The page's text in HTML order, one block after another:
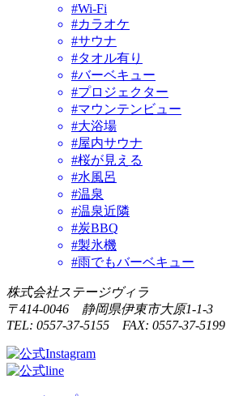
#Wi-Fi
#カラオケ
#サウナ
#タオル有り
#バーベキュー
#プロジェクター
#マウンテンビュー
#大浴場
#屋内サウナ
#桜が見える
#水風呂
#温泉
#温泉近隣
#炭BBQ
#製氷機
#雨でもバーベキュー
株式会社ステージヴィラ
〒414-0046 静岡県伊東市大原1-1-3
TEL: 0557-37-5155 FAX: 0557-37-5199